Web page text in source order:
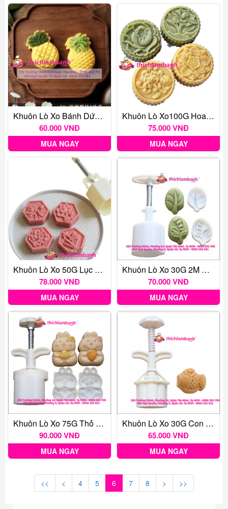
Khuôn Lò Xo Bánh Dứa 2 Mặt 50g
60.000 VNĐ
MUA NGAY
Khuôn Lò Xo100G Hoa B2 4 Mặt
75.000 VNĐ
MUA NGAY
Khuôn Lò Xo 50G Lục Giác 4 Mặt
78.000 VNĐ
MUA NGAY
Khuôn Lò Xo 30G 2M Chiếc Lá
70.000 VNĐ
MUA NGAY
Khuôn Lò Xo 75G Thỏ Ôm Vàng
90.000 VNĐ
MUA NGAY
Khuôn Lò Xo 30G Con Cá
65.000 VNĐ
MUA NGAY
<< < 4 5 6 7 8 > >>